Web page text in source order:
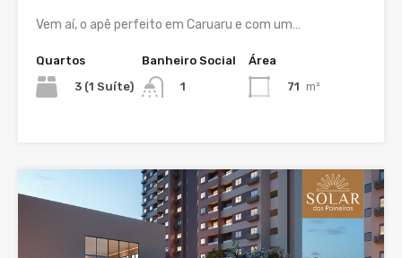
Vem aí, o apê perfeito em Caruaru e com um…
Quartos
3 (1 Suíte)
Banheiro Social
1
Área
71 m²